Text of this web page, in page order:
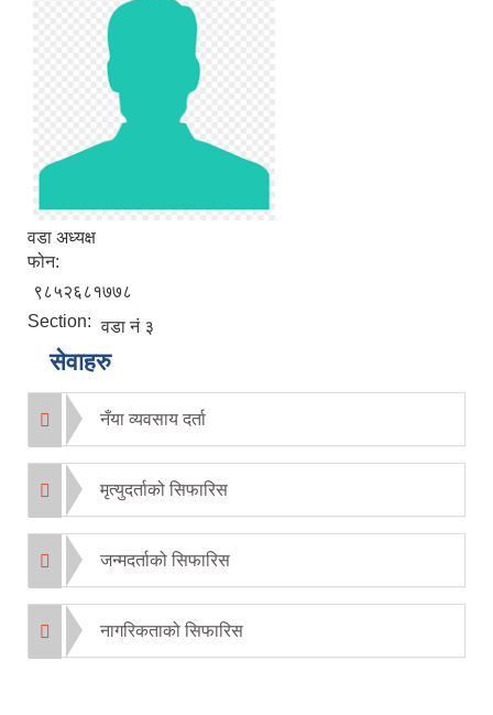
वडा अध्यक्ष
फोन:
९८५२६८१७७८
Section: वडा नं ३
सेवाहरु
नँया व्यवसाय दर्ता
मृत्युदर्ताको सिफारिस
जन्मदर्ताको सिफारिस
नागरिकताको सिफारिस